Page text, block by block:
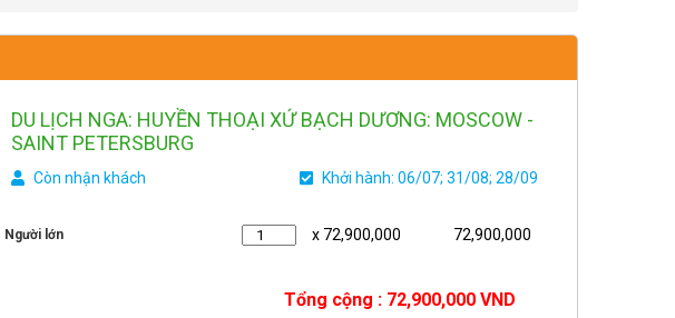
DU LỊCH NGA: HUYỀN THOẠI XỨ BẠCH DƯƠNG: MOSCOW -
SAINT PETERSBURG
Còn nhận khách Khởi hành: 06/07; 31/08; 28/09
Người lớn x 72,900,000 72,900,000
Tổng cộng : 72,900,000VND